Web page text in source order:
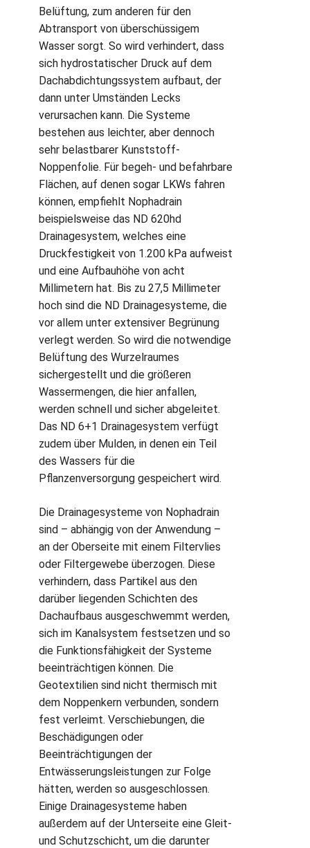
Belüftung, zum anderen für den
Abtransport von überschüssigem
Wasser sorgt. So wird verhindert, dass
sich hydrostatischer Druck auf dem
Dachabdichtungssystem aufbaut, der
dann unter Umständen Lecks
verursachen kann. Die Systeme
bestehen aus leichter, aber dennoch
sehr belastbarer Kunststoff-
Noppenfolie. Für begeh- und befahrbare
Flächen, auf denen sogar LKWs fahren
können, empfiehlt Nophadrain
beispielsweise das ND 620hd
Drainagesystem, welches eine
Druckfestigkeit von 1.200 kPa aufweist
und eine Aufbauhöhe von acht
Millimetern hat. Bis zu 27,5 Millimeter
hoch sind die ND Drainagesysteme, die
vor allem unter extensiver Begrünung
verlegt werden. So wird die notwendige
Belüftung des Wurzelraumes
sichergestellt und die größeren
Wassermengen, die hier anfallen,
werden schnell und sicher abgeleitet.
Das ND 6+1 Drainagesystem verfügt
zudem über Mulden, in denen ein Teil
des Wassers für die
Pflanzenversorgung gespeichert wird.
Die Drainagesysteme von Nophadrain
sind – abhängig von der Anwendung –
an der Oberseite mit einem Filtervlies
oder Filtergewebe überzogen. Diese
verhindern, dass Partikel aus den
darüber liegenden Schichten des
Dachaufbaus ausgeschwemmt werden,
sich im Kanalsystem festsetzen und so
die Funktionsfähigkeit der Systeme
beeinträchtigen können. Die
Geotextilien sind nicht thermisch mit
dem Noppenkern verbunden, sondern
fest verleimt. Verschiebungen, die
Beschädigungen oder
Beeinträchtigungen der
Entwässerungsleistungen zur Folge
hätten, werden so ausgeschlossen.
Einige Drainagesysteme haben
außerdem auf der Unterseite eine Gleit-
und Schutzschicht, um die darunter